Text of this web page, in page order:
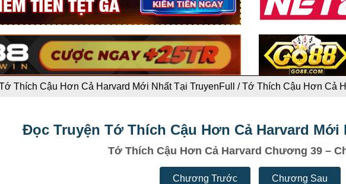
Thích Cậu Hơn Cả Harvard Mới Nhất Tại TruyenFull /Tớ Thích Cậu Hơn Cả
Đọc Truyện Tớ Thích Cậu Hơn Cả Harvard Mới
Tớ Thích Cậu Hơn Cả Harvard Chương 39 –
Chương Trước Chương Sau